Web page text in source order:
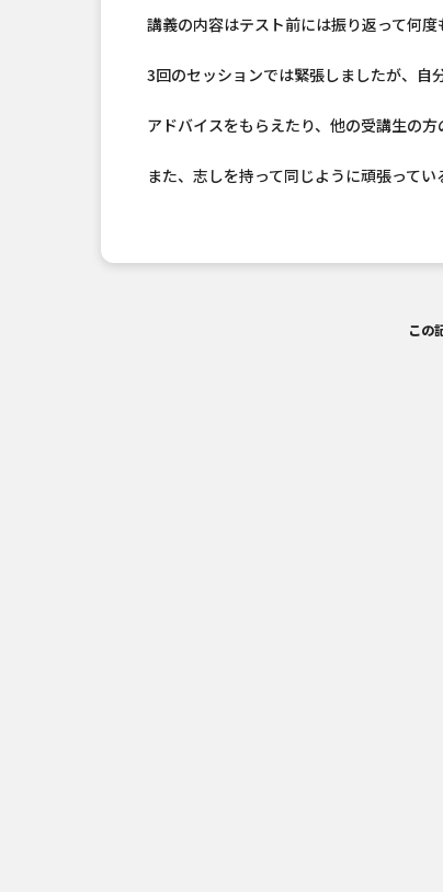
講義の内容はテスト前には振り返って何度
3回のセッションでは緊張しましたが、自
アドバイスをもらえたり、他の受講生の方
また、志しを持って同じように頑張って
この